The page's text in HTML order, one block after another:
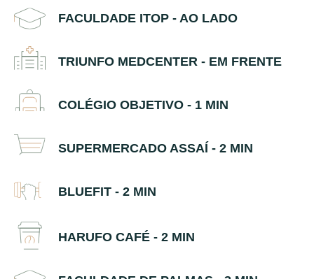
FACULDADE ITOP - AO LADO
TRIUNFO MEDCENTER - EM FRENTE
COLÉGIO OBJETIVO - 1 MIN
SUPERMERCADO ASSAÍ - 2 MIN
BLUEFIT - 2 MIN
HARUFO CAFÉ - 2 MIN